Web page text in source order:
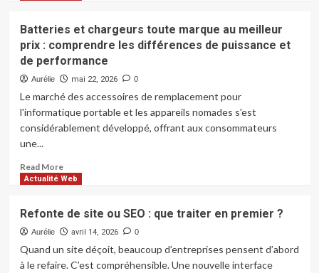
trouver
des
batteries
et
toute
marque
au
sans
négliger
qualité
Batteries et chargeurs toute marque au meilleur
prix : comprendre les différences de puissance et
de performance
Aurélie mai 22, 2026 0
Le marché des accessoires de remplacement pour
l'informatique portable et les appareils nomades s'est
considérablement développé, offrant aux consommateurs
une...
Read MoreRead
more
et
chargeurs
toute
marque
Actualité Web
Refonte de site ou SEO : que traiter en premier ?
Aurélie avril 14, 2026 0
Quand un site déçoit, beaucoup d’entreprises pensent d’abord
à le refaire. C’est compréhensible. Une nouvelle interface